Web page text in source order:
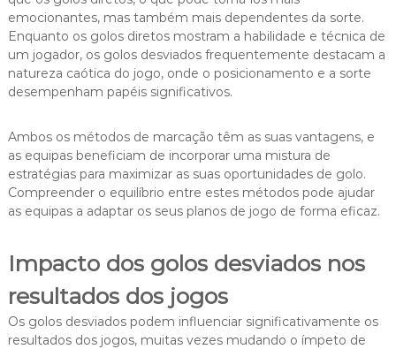
emocionantes, mas também mais dependentes da sorte.
Enquanto os golos diretos mostram a habilidade e técnica de
um jogador, os golos desviados frequentemente destacam a
natureza caótica do jogo, onde o posicionamento e a sorte
desempenham papéis significativos.
Ambos os métodos de marcação têm as suas vantagens, e
as equipas beneficiam de incorporar uma mistura de
estratégias para maximizar as suas oportunidades de golo.
Compreender o equilíbrio entre estes métodos pode ajudar
as equipas a adaptar os seus planos de jogo de forma eficaz.
Impacto dos golos desviados nos
resultados dos jogos
Os golos desviados podem influenciar significativamente os
resultados dos jogos, muitas vezes mudando o ímpeto de